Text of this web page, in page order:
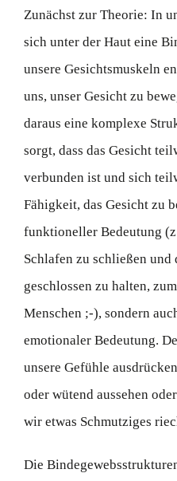
Zunächst zur Theorie: In
sich unter der Haut eine
unsere Gesichtsmuskeln
uns, unser Gesicht zu
daraus eine komplexe
sorgt, dass das Gesicht
verbunden ist und sich
Fähigkeit, das Gesicht zu
funktioneller Bedeutung
Schlafen zu schließen und
geschlossen zu halten,
Menschen ;-), sondern
emotionaler Bedeutung.
unsere Gefühle
oder wütend aussehen
wir etwas Schmutziges
Die